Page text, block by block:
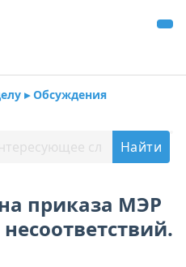
▸ Обсуждения
приказа МЭР